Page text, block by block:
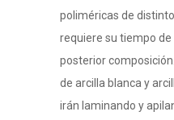
poliméricas de
requiere su tiempo
posterior
de arcilla blanca y
irán laminando y